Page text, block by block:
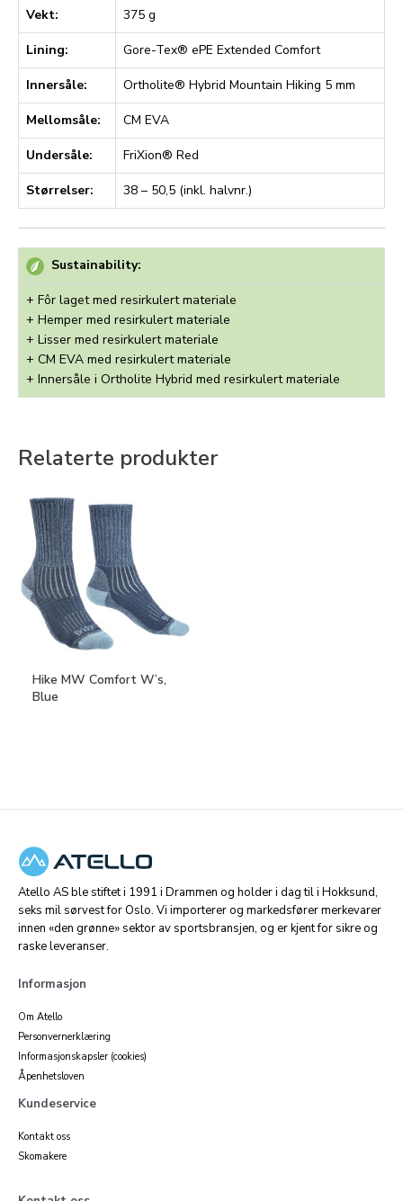
Vekt: 375 g
Lining: Gore-Tex® ePE Extended Comfort
Innersåle: Ortholite® Hybrid Mountain Hiking 5 mm
Mellomsåle: CM EVA
Undersåle: FriXion® Red
Størrelser: 38 – 50,5 (inkl. halvnr.)
Sustainability:
+ Fôr laget med resirkulert materiale
+ Hemper med resirkulert materiale
+ Lisser med resirkulert materiale
+ CM EVA med resirkulert materiale
+ Innersåle i Ortholite Hybrid med resirkulert materiale
Relaterte produkter
Hike MW Comfort W’s,
Blue
Atello AS ble stiftet i 1991 i Drammen og holder i dag til i Hokksund,
seks mil sørvest for Oslo. Vi importerer og markedsfører merkevarer
innen «den grønne» sektor av sportsbransjen, og er kjent for sikre og
raske leveranser.
Informasjon
Om Atello
Personvernerklæring
Informasjonskapsler (cookies)
Åpenhetsloven
Kundeservice
Kontakt oss
Skomakere